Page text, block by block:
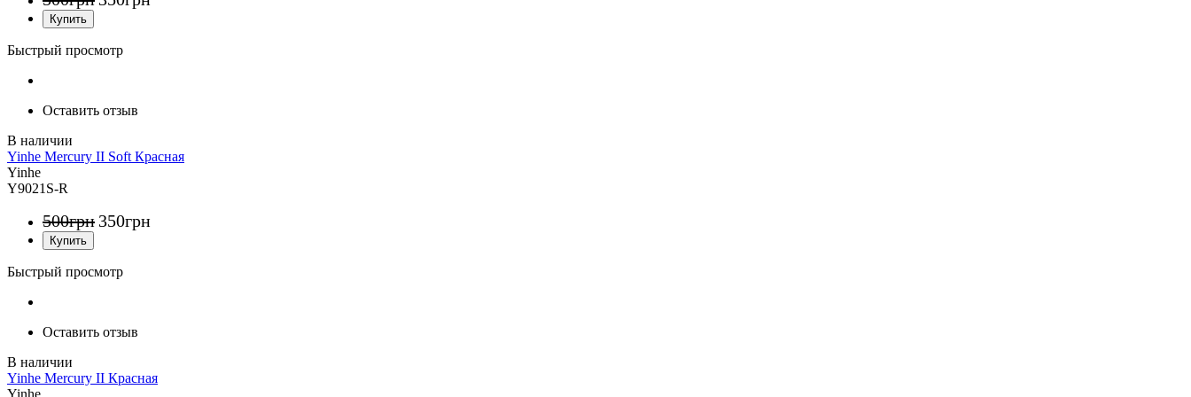
Быстрый просмотр
Оставить отзыв
Yinhe Mercury II Soft Красная
Yinhe
Y9021S-R
500грн 350грн
Быстрый просмотр
Оставить отзыв
Yinhe Mercury II Красная